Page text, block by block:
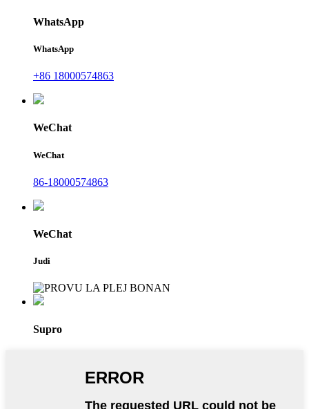
WhatsApp
WhatsApp
+86 18000574863
WeChat
WeChat
86-18000574863
WeChat
Judi
Supro